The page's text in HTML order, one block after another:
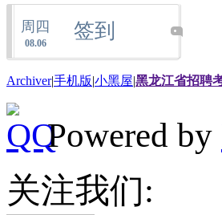
周四
08.06
签到
Archiver|手机版|小黑屋|黑龙江省招聘
Powered by
关注我们: